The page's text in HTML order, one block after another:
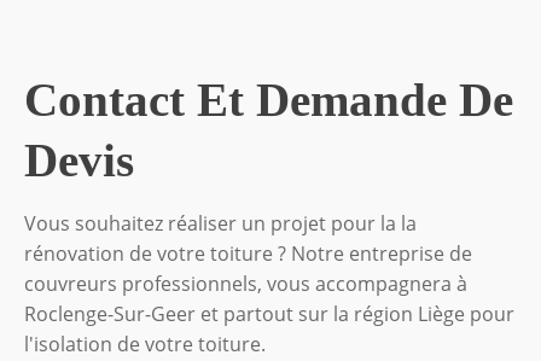
Contact Et Demande De
Devis
Vous souhaitez réaliser un projet pour la la
rénovation de votre toiture ? Notre entreprise de
couvreurs professionnels, vous accompagnera à
Roclenge-Sur-Geer et partout sur la région Liège pour
l'isolation de votre toiture.